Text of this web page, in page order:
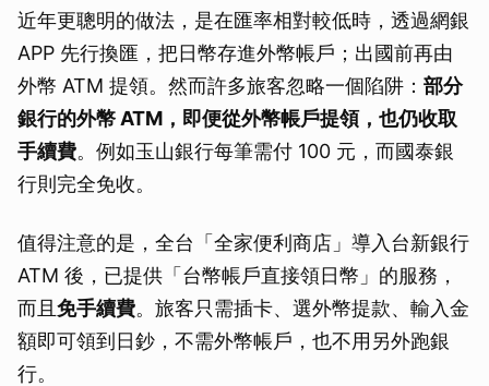
近年更聰明的做法，是在匯率相對較低時，透過網銀
APP 先行換匯，把日幣存進外幣帳戶；出國前再由
外幣 ATM 提領。然而許多旅客忽略一個陷阱： 部分
銀行的外幣 ATM，即便從外幣帳戶提領，也仍收取
手續費。例如玉山銀行每筆需付 100 元，而國泰銀
行則完全免收。
值得注意的是，全台「全家便利商店」導入台新銀行
ATM 後，已提供「台幣帳戶直接領日幣」的服務，
而且 免手續費。旅客只需插卡、選外幣提款、輸入金
額即可領到日鈔，不需外幣帳戶，也不用另外跑銀
行。